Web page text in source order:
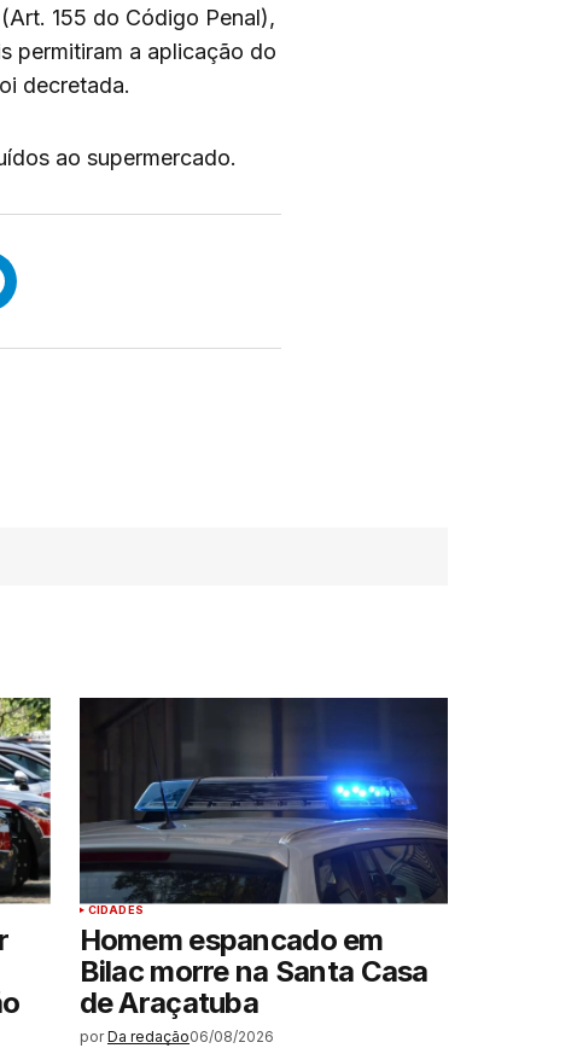
155 do Código Penal),
permitiram a aplicação do
decretada.
ao supermercado.
CIDADES
Homem espancado em
Bilac morre na Santa Casa
de Araçatuba
por Da redação06/08/2026